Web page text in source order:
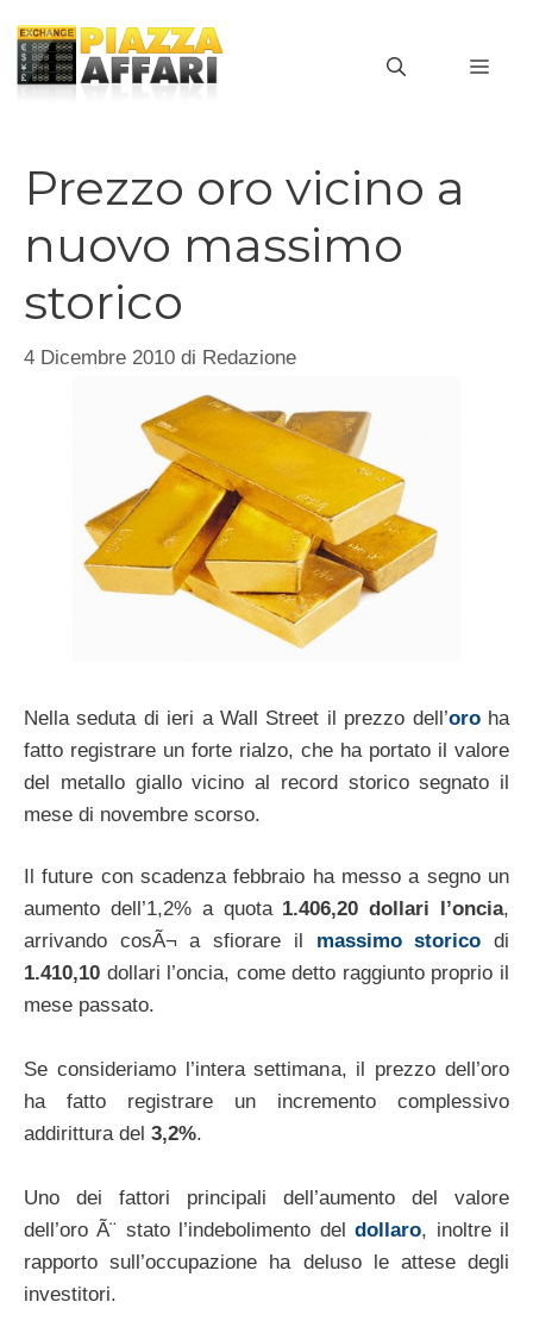
contenuto
Prezzo oro vicino a
nuovo massimo
storico
4 Dicembre 2010 di Redazione
Nella seduta di ieri a Wall Street il prezzo dell’oroha
fatto registrare un forte rialzo, che ha portato il valore
del metallo giallo vicino al record storico segnato il
mese di novembre scorso.
Il future con scadenza febbraio ha messo a segno un
aumento dell’1,2% a quota 1.406,20 dollari l’oncia,
arrivando cosÃ¬ a sfiorare il massimo storico di
1.410,10 dollari l’oncia, come detto raggiunto proprio il
mese passato.
Se consideriamo l’intera settimana, il prezzo dell’oro
ha fatto registrare un incremento complessivo
addirittura del 3,2%.
Uno dei fattori principali dell’aumento del valore
dell’oro Ã¨ stato l’indebolimento deldollaro, inoltre il
rapporto sull’occupazione ha deluso le attese degli
investitori.